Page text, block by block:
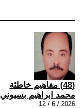
(48) مفاهيم خاطئة
محمد ابراهيم بسيوني
2026 / 6 / 12